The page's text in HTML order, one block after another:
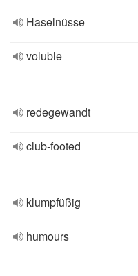
Haselnüsse
voluble
redegewandt
club-footed
klumpfüßig
humours